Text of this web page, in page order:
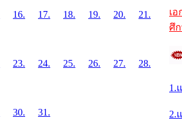
16. 17. 18. 19. 20. 21.
23. 24. 25. 26. 27. 28.
30. 31.
เ
ศึ
1.
2.